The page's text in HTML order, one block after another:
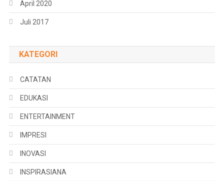
April 2020
Juli 2017
KATEGORI
CATATAN
EDUKASI
ENTERTAINMENT
IMPRESI
INOVASI
INSPIRASIANA